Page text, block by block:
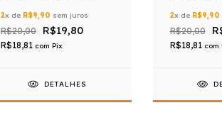
2x de R$9,90 sem juros
R$20,00 R$19,80
R$18,81 com Pix
DETALHES
2x de R$9,90
R$20,00
R$18,81 com